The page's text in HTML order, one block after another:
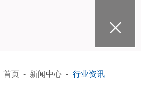
首页 - 新闻中心 - 行业资讯